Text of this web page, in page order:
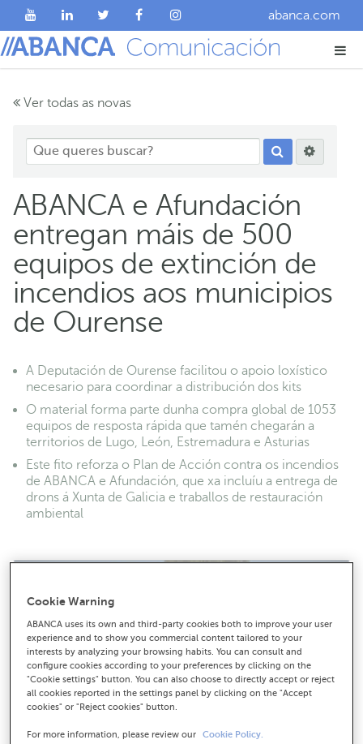
abanca.com
Ver todas as novas
ABANCA e Afundación
entregan máis de 500
equipos de extinción de
incendios aos municipios
de Ourense
A Deputación de Ourense facilitou o apoio loxístico
necesario para coordinar a distribución dos kits
O material forma parte dunha compra global de 1053
equipos de resposta rápida que tamén chegarán a
territorios de Lugo, León, Estremadura e Asturias
Este fito reforza o Plan de Acción contra os incendios
de ABANCA e Afundación, que xa incluíu a entrega de
drons á Xunta de Galicia e traballos de restauración
ambiental
Cookie Warning
ABANCA uses its own and third-party cookies both to improve your user
experience and to show you commercial content tailored to your
interests by analyzing your browsing habits. You can consult and
configure cookies according to your preferences by clicking on the
"Cookie settings" button. You can also choose to directly accept or reject
all cookies reported in the settings panel by clicking on the "Accept
cookies" or "Reject cookies" button.
For more information, please review our Cookie Policy.